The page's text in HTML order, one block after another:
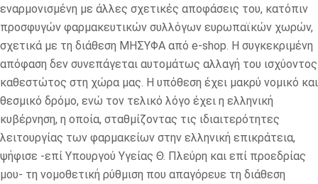
εναρμονισμένη με άλλες σχετικές αποφάσεις του, κατόπιν
προσφυγών φαρμακευτικών συλλόγων ευρωπαϊκών χωρών,
σχετικά με τη διάθεση ΜΗΣΥΦΑ από e-shop. Η συγκεκριμένη
απόφαση δεν συνεπάγεται αυτομάτως αλλαγή του ισχύοντος
καθεστώτος στη χώρα μας. Η υπόθεση έχει μακρύ νομικό και
θεσμικό δρόμο, ενώ τον τελικό λόγο έχει η ελληνική
κυβέρνηση, η οποία, σταθμίζοντας τις ιδιαιτερότητες
λειτουργίας των φαρμακείων στην ελληνική επικράτεια,
ψήφισε -επί Υπουργού Υγείας Θ. Πλεύρη και επί προεδρίας
μου- τη νομοθετική ρύθμιση που απαγόρευε τη διάθεση